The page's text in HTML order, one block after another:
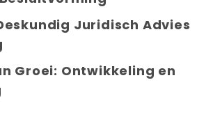
Juridisch Advies
Groei: Ontwikkeling en